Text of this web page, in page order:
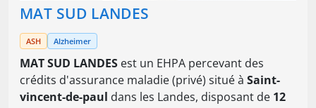
MAT SUD LANDES
ASH Alzheimer
MAT SUD LANDES est un EHPA percevant des
crédits d'assurance maladie (privé) situé à Saint-
vincent-de-paul dans les Landes, disposant de 12